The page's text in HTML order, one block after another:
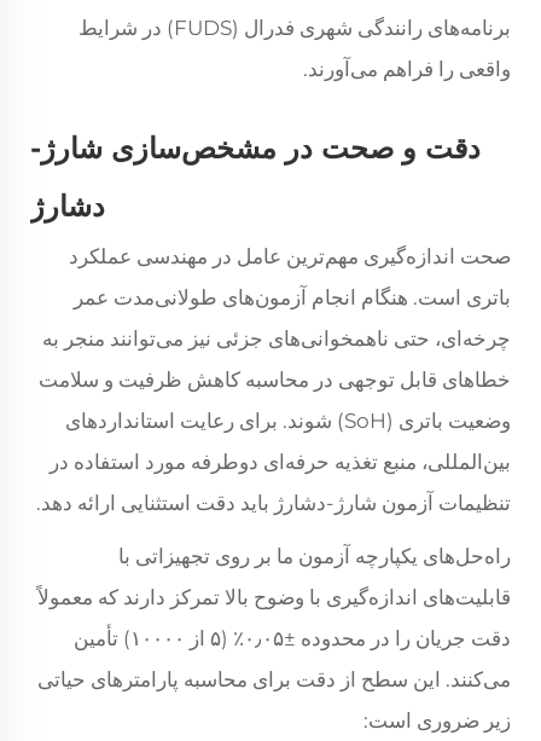
برنامه‌های رانندگی شهری فدرال (FUDS) در شرایط
واقعی را فراهم می‌آورند.
دقت و صحت در مشخص‌سازی شارژ-
دشارژ
صحت اندازه‌گیری مهم‌ترین عامل در مهندسی عملکرد
باتری است. هنگام انجام آزمون‌های طولانی‌مدت عمر
چرخه‌ای، حتی ناهمخوانی‌های جزئی نیز می‌توانند منجر به
خطاهای قابل توجهی در محاسبه کاهش ظرفیت و سلامت
وضعیت باتری (SoH) شوند. برای رعایت استانداردهای
بین‌المللی، منبع تغذیه حرفه‌ای دوطرفه مورد استفاده در
تنظیمات آزمون شارژ-دشارژ باید دقت استثنایی ارائه دهد.
راه‌حل‌های یکپارچه آزمون ما بر روی تجهیزاتی با
قابلیت‌های اندازه‌گیری با وضوح بالا تمرکز دارند که معمولاً
دقت جریان را در محدوده ±۰٫۰۵٪ (۵ از ۱۰۰۰۰) تأمین
می‌کنند. این سطح از دقت برای محاسبه پارامترهای حیاتی
زیر ضروری است: